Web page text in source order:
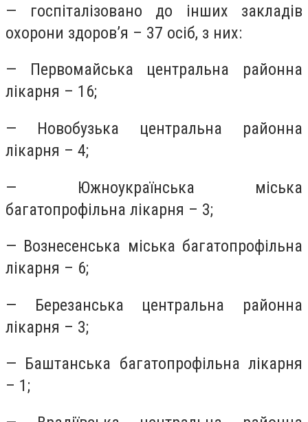
— госпіталізовано до інших закладів
охорони здоров’я – 37 осіб, з них:
— Первомайська центральна районна
лікарня – 16;
— Новобузька центральна районна
лікарня – 4;
— Южноукраїнська міська
багатопрофільна лікарня – 3;
— Вознесенська міська багатопрофільна
лікарня – 6;
— Березанська центральна районна
лікарня – 3;
— Баштанська багатопрофільна лікарня
– 1;